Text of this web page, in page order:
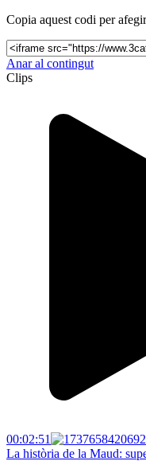
Copia aquest codi per
Anar al contingut
Clips
00:02:51
La història de la Maud: